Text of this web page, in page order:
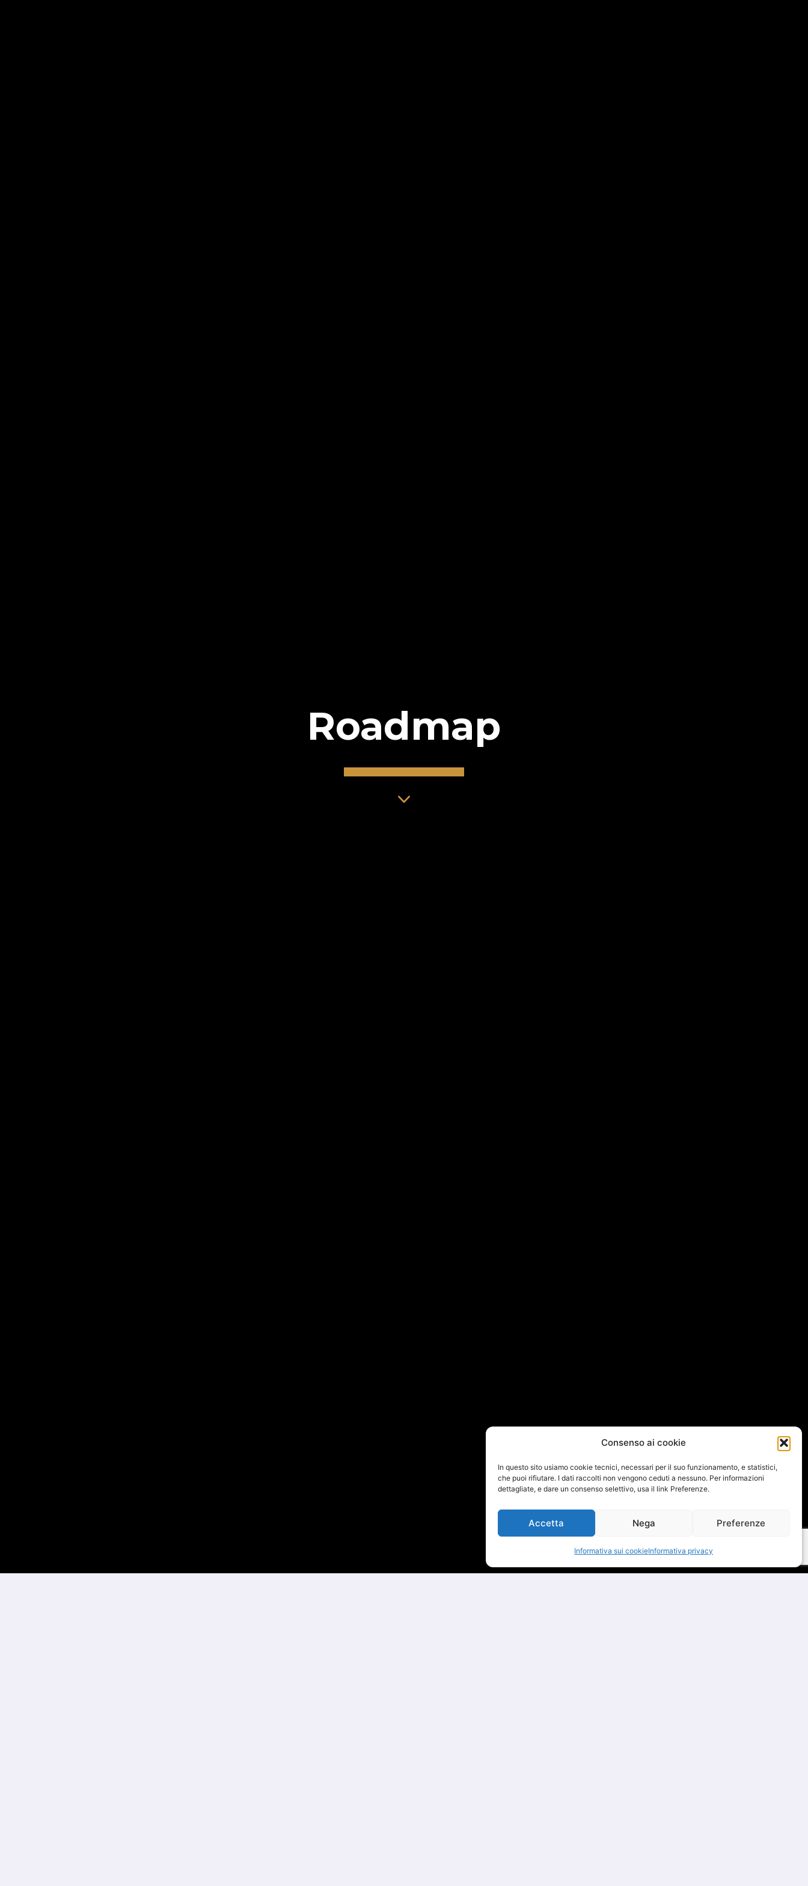
Consenso ai cookie
In questo sito usiamo cookie tecnici, necessari per il suo funzionamento, e statistici,
che puoi rifiutare. I dati raccolti non vengono ceduti a nessuno. Per informazioni
dettagliate, e dare un consenso selettivo, usa il link Preferenze.
Accetta Nega Preferenze
Informativa sui cookieInformativa privacy
Roadmap